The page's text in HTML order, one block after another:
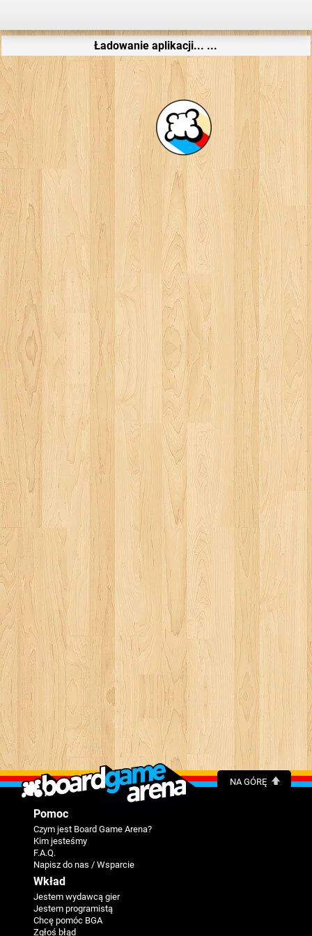
Ładowanie aplikacji... ...
NA GÓRĘ
Pomoc
Czym jest Board Game Arena?
Kim jesteśmy
F.A.Q.
Napisz do nas / Wsparcie
Wkład
Jestem wydawcą gier
Jestem programistą
Chcę pomóc BGA
Zgłoś błąd